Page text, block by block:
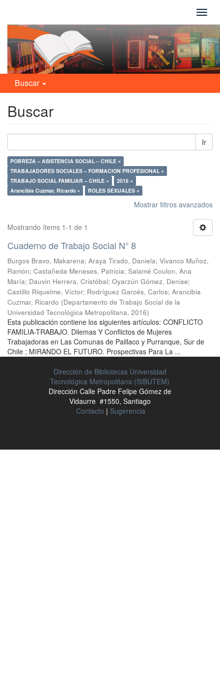
Buscar
Buscar
Ir
POBREZA – ASISTENCIA SOCIAL – CHILE ×
TRABAJADORES SOCIALES – FORMACION PROFESIONAL ×
TRABAJO SOCIAL FAMILIAR – CHILE ×
2016 ×
Arancibia Cuzmar, Ricardo ×
ROLES SEXUALES ×
Mostrar filtros avanzados
Mostrando ítems 1-1 de 1
Cuaderno de Trabajo Social N° 8
Burgos Bravo, Makarena; Araya Tirado, Daniela; Vivanco Muñoz,
Ramón; Castañeda Meneses, Patricia; Salamé Coulon, Ana
María; Dauvin Herrera, Cristóbal; Oyarzún Gómez, Denise;
Castillo Riquelme, Víctor; Rodríguez Garcés, Carlos; Arancibia
Cuzmar, Ricardo (Departamento de Trabajo Social de la
Universidad Tecnológica Metropolitana, 2016)
Esta publicación contiene los siguientes artículos: CONFLICTO
FAMILIA-TRABAJO. Dilemas Y Conflictos de Mujeres
Trabajadoras en Las Comunas de Paillaco y Purranque, Sur de
Chile ; MIRANDO EL FUTURO. Prospectivas Para La ...
Dirección de Bibliotecas Universidad
Tecnológica Metropolitana (SIBUTEM)
Dirección Calle Padre Felipe Gómez de
Vidaurre #1550, Santiago
Contacto | Sugerencia